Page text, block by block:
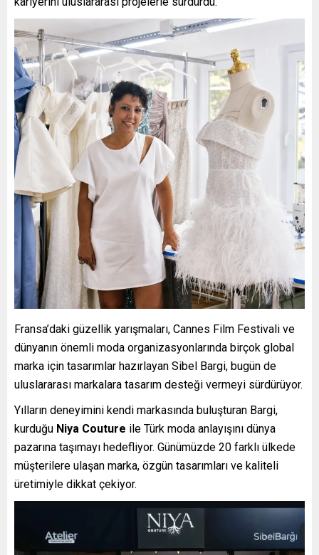
Fransa’daki güzellik yarışmaları, Cannes Film Festivali ve
dünyanın önemli moda organizasyonlarında birçok global
marka için tasarımlar hazırlayan Sibel Bargi, bugün de
uluslararası markalara tasarım desteği vermeyi sürdürüyor.
Yılların deneyimini kendi markasında buluşturan Bargi,
kurduğu Niya Couture ile Türk moda anlayışını dünya
pazarına taşımayı hedefliyor. Günümüzde 20 farklı ülkede
müşterilere ulaşan marka, özgün tasarımları ve kaliteli
üretimiyle dikkat çekiyor.